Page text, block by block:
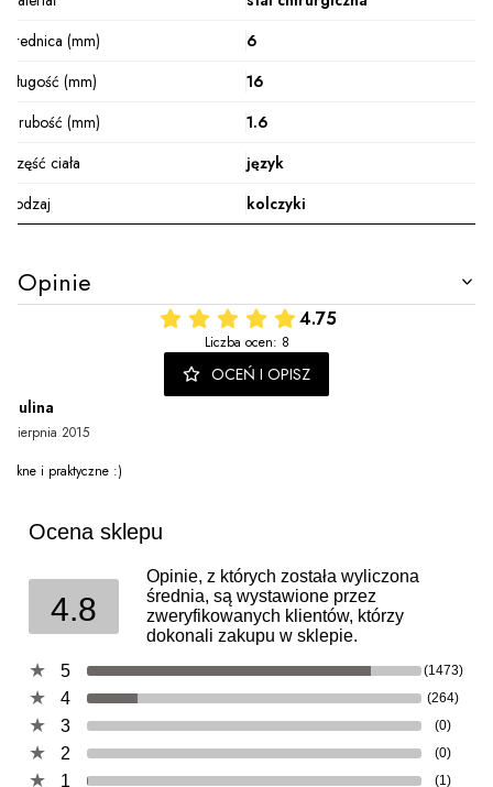
Średnica (mm)
6
Długość (mm)
16
Grubość (mm)
1.6
Część ciała
język
Rodzaj
kolczyki
Opinie
4.75
Liczba ocen: 8
OCEŃ I OPISZ
paulina
4 sierpnia 2015
Piekne i praktyczne :)
Ocena sklepu
4.8
Opinie, z których została wyliczona
średnia, są wystawione przez
zweryfikowanych klientów, którzy
dokonali zakupu w sklepie.
5
(1473)
4 (264)
3 (0)
2 (0)
1 (1)